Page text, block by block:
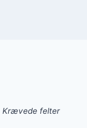
Krævede felter